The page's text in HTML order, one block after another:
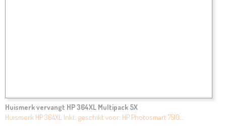
Huismerk vervangt HP 364XL Multipack 5X
Huismerk HP 364XL Inkt, geschikt voor: HP Photosmart 7510…